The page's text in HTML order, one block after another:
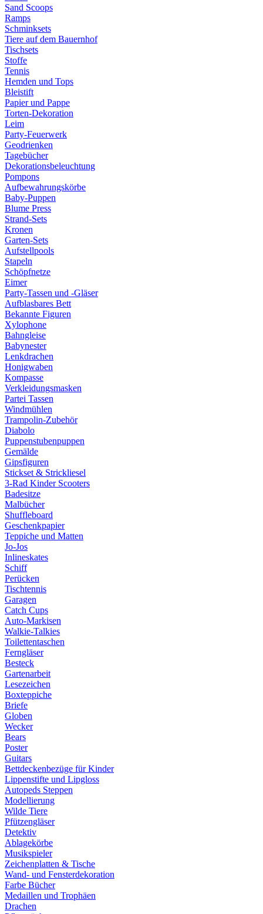
Sand Scoops
Ramps
Schminksets
Tiere auf dem Bauernhof
Tischsets
Stoffe
Tennis
Hemden und Tops
Bleistift
Papier und Pappe
Torten-Dekoration
Leim
Party-Feuerwerk
Geodrienken
Tagebücher
Dekorationsbeleuchtung
Pompons
Aufbewahrungskörbe
Baby-Puppen
Blume Press
Strand-Sets
Kronen
Garten-Sets
Aufstellpools
Stapeln
Schöpfnetze
Eimer
Party-Tassen und -Gläser
Aufblasbares Bett
Bekannte Figuren
Xylophone
Bahngleise
Babynester
Lenkdrachen
Honigwaben
Kompasse
Verkleidungsmasken
Partei Tassen
Windmühlen
Trampolin-Zubehör
Diabolo
Puppenstubenpuppen
Gemälde
Gipsfiguren
Stickset & Strickliesel
3-Rad Kinder Scooters
Badesitze
Malbücher
Shuffleboard
Geschenkpapier
Teppiche und Matten
Jo-Jos
Inlineskates
Schiff
Perücken
Tischtennis
Garagen
Catch Cups
Auto-Markisen
Walkie-Talkies
Toilettentaschen
Ferngläser
Besteck
Gartenarbeit
Lesezeichen
Boxteppiche
Briefe
Globen
Wecker
Bears
Poster
Guitars
Bettdeckenbezüge für Kinder
Lippenstifte und Lipgloss
Autopeds Steppen
Modellierung
Wilde Tiere
Pfützengläser
Detektiv
Ablagekörbe
Musikspieler
Zeichenplatten & Tische
Wand- und Fensterdekoration
Farbe Bücher
Medaillen und Trophäen
Drachen